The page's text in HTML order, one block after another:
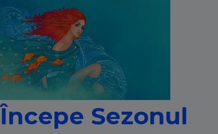
Începe Sezonul